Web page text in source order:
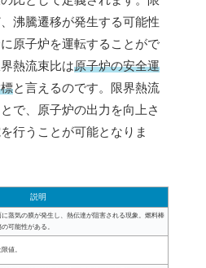
沸騰遷移が発生する可能性
原子炉を運転することがで
熱流束比は原子炉の安全運
と言えるのです。限界熱流
で、原子炉の出力を向上さ
行うことが可能となりま
説明
蒸気の膜が発生し、熱伝達が阻害される現象。燃料棒
可能性がある。
値。